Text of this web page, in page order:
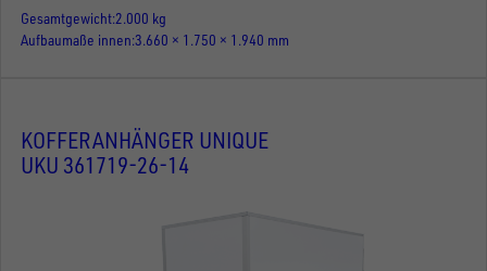
Gesamtgewicht 2.000 kg
Aufbaumaße innen 3.660 × 1.750 × 1.940 mm
KOFFERANHÄNGER UNIQUE
UKU 361719-26-14